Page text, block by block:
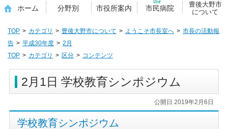
ホーム 分野別 市役所案内 市民病院
豊後大野市
について
TOP カテゴリ 豊後大野市について ようこそ市長室へ
市長の活動報
告
平成30年度
2月
TOP
カテゴリ 区分 コンテンツ
2月1日 学校教育シンポジウム
公開日 2019年2月6日
学校教育シンポジウム